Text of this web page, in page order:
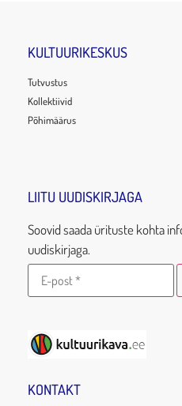
KULTUURIKESKUS
Tutvustus
Kollektiivid
Põhimäärus
LIITU UUDISKIRJAGA
Soovid saada ürituste kohta
uudiskirjaga.
KONTAKT